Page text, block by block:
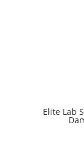
Elite Lab